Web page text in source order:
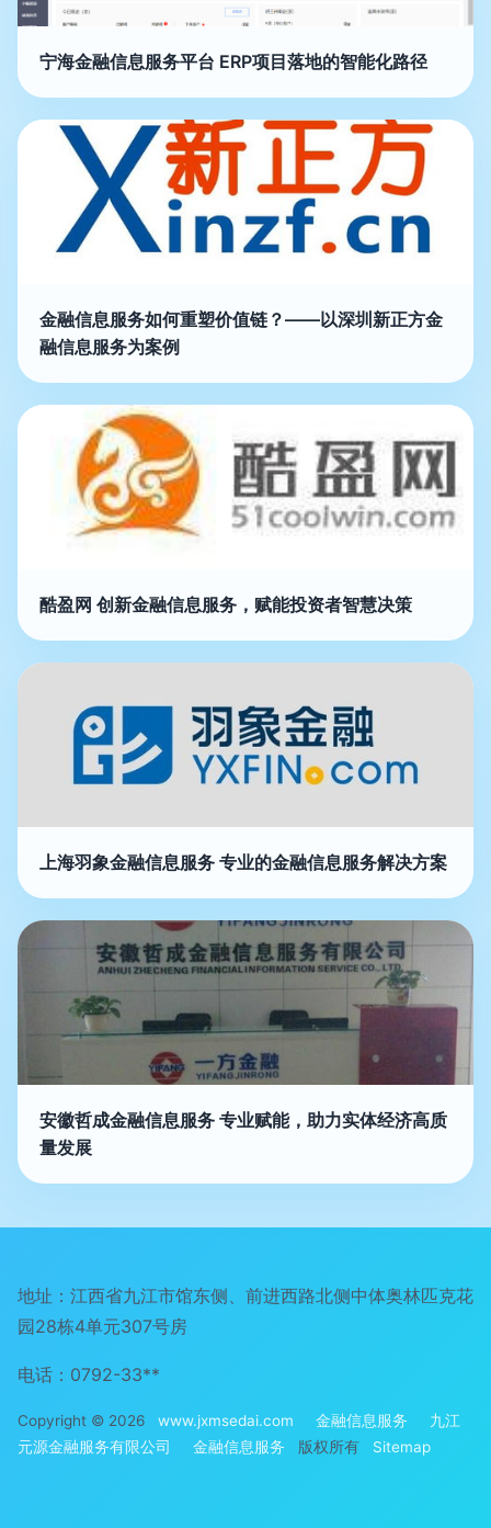
宁海金融信息服务平台 ERP项目落地的智能化路径
金融信息服务如何重塑价值链？——以深圳新正方金
融信息服务为案例
酷盈网 创新金融信息服务，赋能投资者智慧决策
上海羽象金融信息服务 专业的金融信息服务解决方案
安徽哲成金融信息服务 专业赋能，助力实体经济高质
量发展
地址：江西省九江市馆东侧、前进西路北侧中体奥林匹克花
园28栋4单元307号房
电话：0792-33**
Copyright © 2026 www.jxmsedai.com 金融信息服务
九江
元源金融服务有限公司
金融信息服务 版权所有 Sitemap